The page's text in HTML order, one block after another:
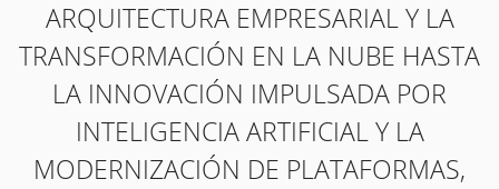
ARQUITECTURA EMPRESARIAL Y LA
TRANSFORMACIÓN EN LA NUBE HASTA
LA INNOVACIÓN IMPULSADA POR
INTELIGENCIA ARTIFICIAL Y LA
MODERNIZACIÓN DE PLATAFORMAS,